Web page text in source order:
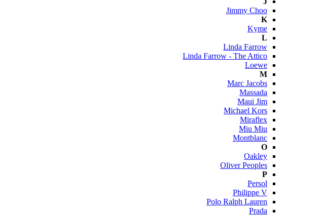
Jimmy Choo
K
Kyme
L
Linda Farrow
Linda Farrow - The Attico
Loewe
M
Marc Jacobs
Massada
Maui Jim
Michael Kors
Miraflex
Miu Miu
Montblanc
O
Oakley
Oliver Peoples
P
Persol
Philippe V
Polo Ralph Lauren
Prada